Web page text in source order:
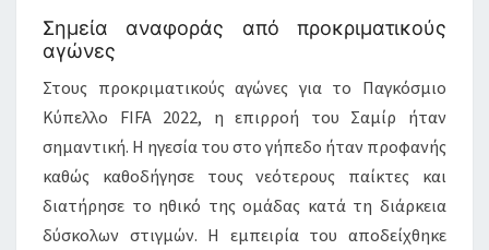
Σημεία αναφοράς από προκριματικούς
αγώνες
Στους προκριματικούς αγώνες για το Παγκόσμιο
Κύπελλο FIFA 2022, η επιρροή του Σαμίρ ήταν
σημαντική. Η ηγεσία του στο γήπεδο ήταν προφανής
καθώς καθοδήγησε τους νεότερους παίκτες και
διατήρησε το ηθικό της ομάδας κατά τη διάρκεια
δύσκολων στιγμών. Η εμπειρία του αποδείχθηκε